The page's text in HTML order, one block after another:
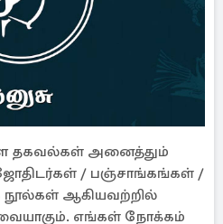
தகவல்கள் அனைத்தும்
/ பஞ்சாங்கங்கள் /
ஆகியவற்றில்
எங்கள் நோக்கம்